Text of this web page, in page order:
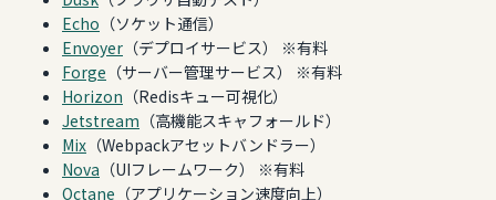
Echo （ソケット通信）
Envoyer （デプロイサービス） ※有料
Forge （サーバー管理サービス） ※有料
Horizon （Redisキュー可視化）
Jetstream （高機能スキャフォールド）
Mix （Webpackアセットバンドラー）
Nova （UIフレームワーク） ※有料
Octane （アプリケーション速度向上）